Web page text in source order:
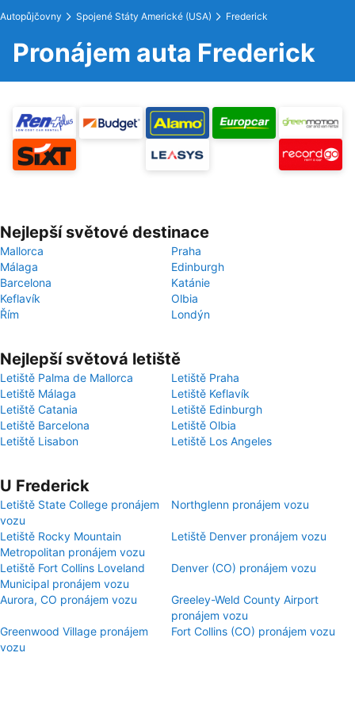
Autopůjčovny Spojené Státy Americké (USA) Frederick
Pronájem auta Frederick
Nejlepší světové destinace
Mallorca
Praha
Málaga
Edinburgh
Barcelona
Katánie
Keflavík
Olbia
Řím
Londýn
Nejlepší světová letiště
Letiště Palma de Mallorca
Letiště Praha
Letiště Málaga
Letiště Keflavík
Letiště Catania
Letiště Edinburgh
Letiště Barcelona
Letiště Olbia
Letiště Lisabon
Letiště Los Angeles
U Frederick
Letiště State College pronájem
vozu
Northglenn pronájem vozu
Letiště Rocky Mountain
Metropolitan pronájem vozu
Letiště Denver pronájem vozu
Letiště Fort Collins Loveland
Municipal pronájem vozu
Denver (CO) pronájem vozu
Aurora, CO pronájem vozu
Greeley-Weld County Airport
pronájem vozu
Greenwood Village pronájem
vozu
Fort Collins (CO) pronájem vozu